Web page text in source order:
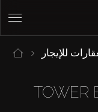
للإيجار